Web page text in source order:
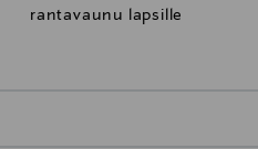
rantavaunu lapsille